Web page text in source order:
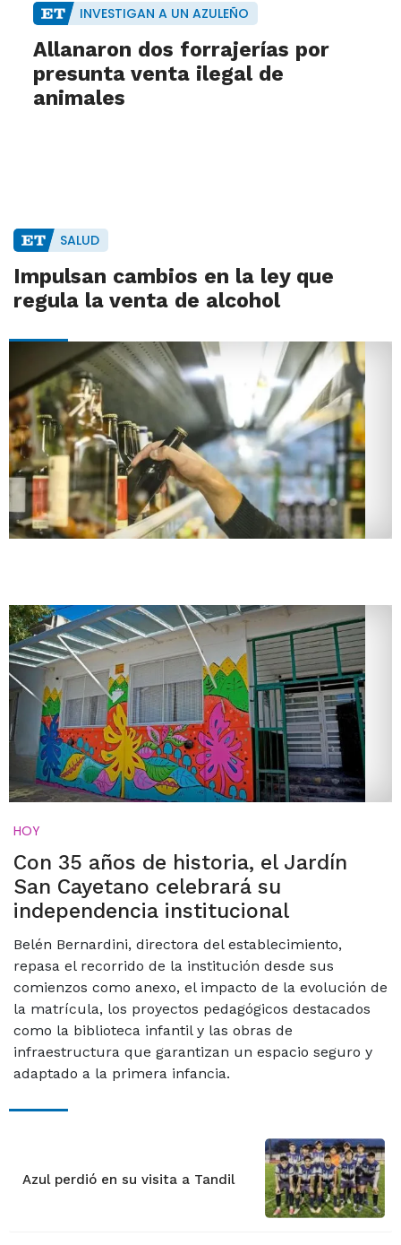
INVESTIGAN A UN AZULEÑO
Allanaron dos forrajerías por
presunta venta ilegal de
animales
SALUD
Impulsan cambios en la ley que
regula la venta de alcohol
HOY
Con 35 años de historia, el Jardín
San Cayetano celebrará su
independencia institucional
Belén Bernardini, directora del establecimiento,
repasa el recorrido de la institución desde sus
comienzos como anexo, el impacto de la evolución de
la matrícula, los proyectos pedagógicos destacados
como la biblioteca infantil y las obras de
infraestructura que garantizan un espacio seguro y
adaptado a la primera infancia.
Azul perdió en su visita a Tandil